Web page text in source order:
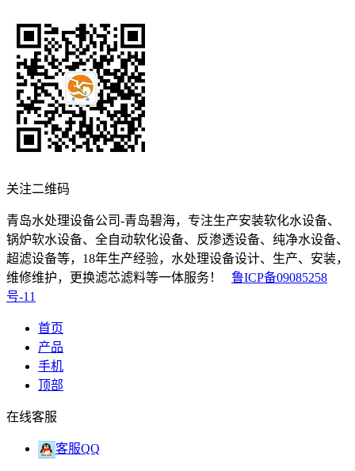
关注二维码
青岛水处理设备公司-青岛碧海，专注生产安装软化水设备、
锅炉软水设备、全自动软化设备、反渗透设备、纯净水设备、
超滤设备等，18年生产经验，水处理设备设计、生产、安装，
维修维护，更换滤芯滤料等一体服务！ 鲁ICP备09085258
号-11
首页
产品
手机
顶部
在线客服
客服QQ